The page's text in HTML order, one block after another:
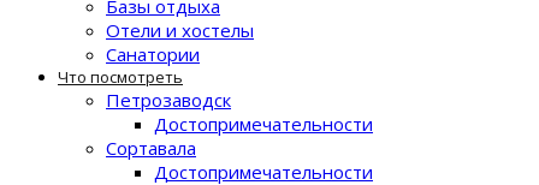
Базы отдыха
Отели и хостелы
Санатории
Что посмотреть
Петрозаводск
Достопримечательности
Сортавала
Достопримечательности